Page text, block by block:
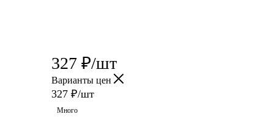
327 ₽/шт
Варианты цен
327 ₽/шт
Много